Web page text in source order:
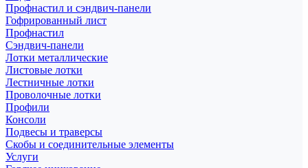
Профнастил и сэндвич-панели
Гофрированный лист
Профнастил
Сэндвич-панели
Лотки металлические
Листовые лотки
Лестничные лотки
Проволочные лотки
Профили
Консоли
Подвесы и траверсы
Скобы и соединительные элементы
Услуги